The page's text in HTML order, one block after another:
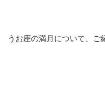
うお座の満月について、ご